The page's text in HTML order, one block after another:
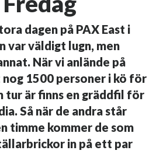
dagen på PAX East i
var väldigt lugn, men
När vi anlände på
1500 personer i kö för
tur är finns en gräddfil för
Så när de andra står
timme kommer de som
in på ett par